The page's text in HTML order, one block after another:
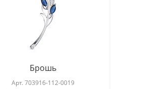
Брошь
Арт. 703916-112-0019